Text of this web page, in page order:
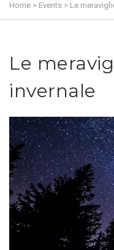
Home > Events > Le
Le
invernale